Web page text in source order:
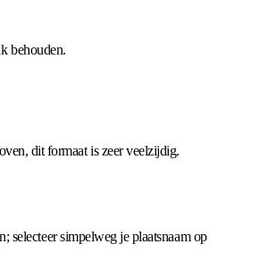
behouden.
dit formaat is zeer veelzijdig.
selecteer simpelweg je plaatsnaam op